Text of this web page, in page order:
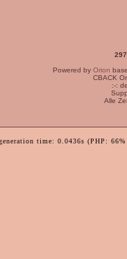
Powered by Orion
CBACK
:-:
Alle
time: 0.0436s (PHP: